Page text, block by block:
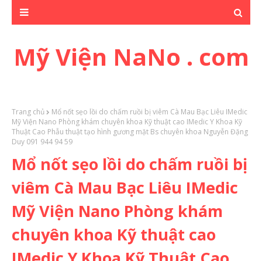
Mỹ Viện NaNo . com
Trang chủ
Mổ nốt sẹo lồi do chấm ruồi bị viêm Cà Mau Bạc Liêu IMedic
Mỹ Viện Nano Phòng khám chuyên khoa Kỹ thuật cao IMedic Y Khoa Kỹ
Thuật Cao Phẫu thuật tạo hình gương mặt Bs chuyên khoa Nguyễn Đặng
Duy 091 944 94 59
Mổ nốt sẹo lồi do chấm ruồi bị
viêm Cà Mau Bạc Liêu IMedic
Mỹ Viện Nano Phòng khám
chuyên khoa Kỹ thuật cao